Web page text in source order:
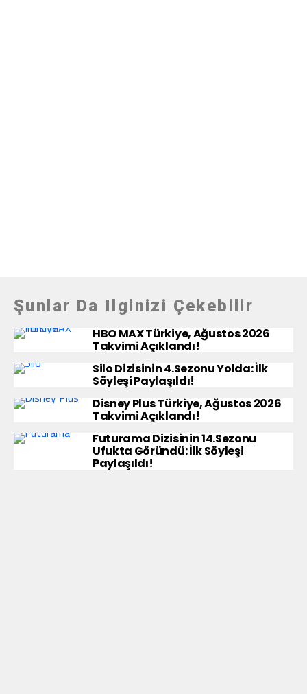
Şunlar Da Ilginizi Çekebilir
HBO MAX Türkiye, Ağustos 2026
Takvimi Açıklandı!
Silo Dizisinin 4.Sezonu Yolda: İlk
Söyleşi Paylaşıldı!
Disney Plus Türkiye, Ağustos 2026
Takvimi Açıklandı!
Futurama Dizisinin 14.Sezonu
Ufukta Göründü: İlk Söyleşi
Paylaşıldı!